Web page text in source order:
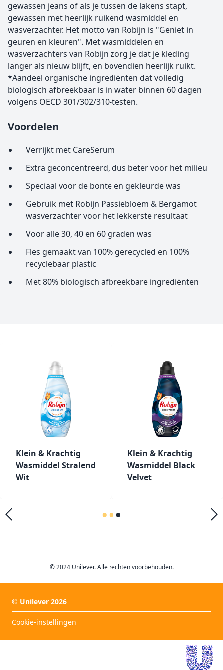
gewassen jeans of als je tussen de lakens stapt,
gewassen met heerlijk ruikend wasmiddel en
wasverzachter. Het motto van Robijn is "Geniet in
geuren en kleuren". Met wasmiddelen en
wasverzachters van Robijn zorg je dat je kleding
langer als nieuw blijft, en bovendien heerlijk ruikt.
*Aandeel organische ingrediënten dat volledig
biologisch afbreekbaar is in water binnen 60 dagen
volgens OECD 301/302/310-testen.
Voordelen
Verrijkt met CareSerum
Extra geconcentreerd, dus beter voor het milieu
Speciaal voor de bonte en gekleurde was
Gebruik met Robijn Passiebloem & Bergamot
wasverzachter voor het lekkerste resultaat
Voor alle 30, 40 en 60 graden was
Fles gemaakt van 100% gerecycled en 100%
recyclebaar plastic
Met 80% biologisch afbreekbare ingrediënten
Klein & Krachtig
Wasmiddel Stralend
Wit
Klein & Krachtig
Wasmiddel Black
Velvet
•••
© 2024 Unilever. Alle rechten voorbehouden.
© Unilever 2026
Cookie-instellingen